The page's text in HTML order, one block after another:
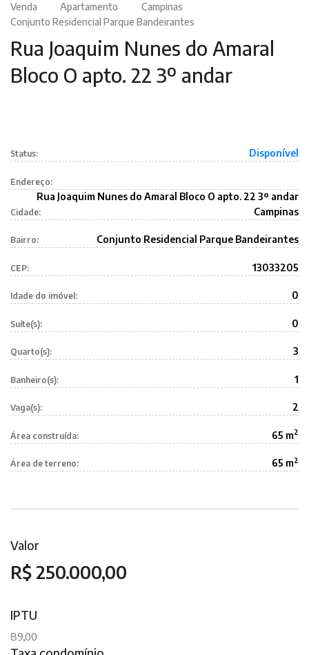
Venda Apartamento
Campinas
Conjunto Residencial Parque Bandeirantes
Rua Joaquim Nunes do Amaral
Bloco O apto. 22 3º andar
Status: Disponível
Endereço:
Rua Joaquim Nunes do Amaral Bloco O apto. 22 3º andar
Cidade: Campinas
Bairro: Conjunto Residencial Parque Bandeirantes
CEP: 13033205
Idade do imóvel: 0
Suíte(s): 0
Quarto(s): 3
Banheiro(s): 1
Vaga(s): 2
Área construída: 65 m2
Área de terreno: 65 m2
Valor
R$ 250.000,00
IPTU
89,00